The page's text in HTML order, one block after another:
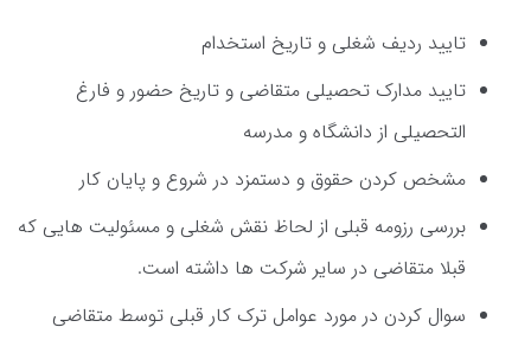
تایید ردیف شغلی و تاریخ استخدام
تایید مدارک تحصیلی متقاضی و تاریخ حضور و فارغ
التحصیلی از دانشگاه و مدرسه
مشخص کردن حقوق و دستمزد در شروع و پایان کار
بررسی رزومه قبلی از لحاظ نقش شغلی و مسئولیت هایی که
قبلا متقاضی در سایر شرکت ها داشته است.
سوال کردن در مورد عوامل ترک کار قبلی توسط متقاضی